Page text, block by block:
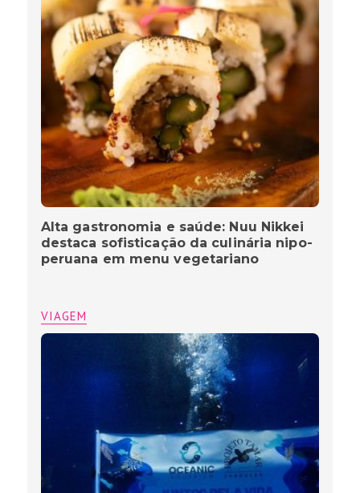
Alta gastronomia e saúde: Nuu Nikkei
destaca sofisticação da culinária nipo-
peruana em menu vegetariano
VIAGEM